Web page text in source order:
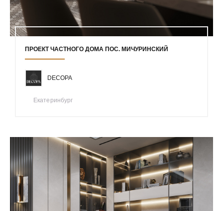
ПРОЕКТ ЧАСТНОГО ДОМА ПОС. МИЧУРИНСКИЙ
DECOPA
Екатеринбург